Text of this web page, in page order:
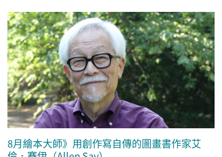
8月繪本大師》用創作寫自傳的圖畫書作家艾